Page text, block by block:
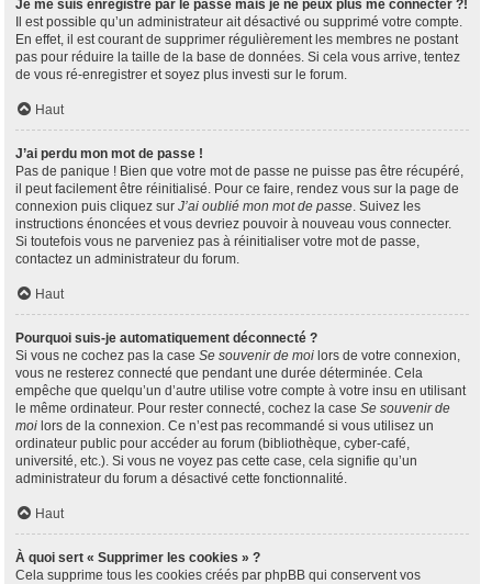
Je me suis enregistré par le passé mais je ne peux plus me connecter ?!
Il est possible qu’un administrateur ait désactivé ou supprimé votre compte.
En effet, il est courant de supprimer régulièrement les membres ne postant
pas pour réduire la taille de la base de données. Si cela vous arrive, tentez
de vous ré-enregistrer et soyez plus investi sur le forum.
Haut
J’ai perdu mon mot de passe !
Pas de panique ! Bien que votre mot de passe ne puisse pas être récupéré,
il peut facilement être réinitialisé. Pour ce faire, rendez vous sur la page de
connexion puis cliquez sur J’ai oublié mon mot de passe. Suivez les
instructions énoncées et vous devriez pouvoir à nouveau vous connecter.
Si toutefois vous ne parveniez pas à réinitialiser votre mot de passe,
contactez un administrateur du forum.
Haut
Pourquoi suis-je automatiquement déconnecté ?
Si vous ne cochez pas la case Se souvenir de moi lors de votre connexion,
vous ne resterez connecté que pendant une durée déterminée. Cela
empêche que quelqu’un d’autre utilise votre compte à votre insu en utilisant
le même ordinateur. Pour rester connecté, cochez la case Se souvenir de
moi lors de la connexion. Ce n’est pas recommandé si vous utilisez un
ordinateur public pour accéder au forum (bibliothèque, cyber-café,
université, etc.). Si vous ne voyez pas cette case, cela signifie qu’un
administrateur du forum a désactivé cette fonctionnalité.
Haut
À quoi sert « Supprimer les cookies » ?
Cela supprime tous les cookies créés par phpBB qui conservent vos